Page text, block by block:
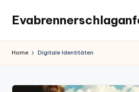
content
Home Digitale Identitäten